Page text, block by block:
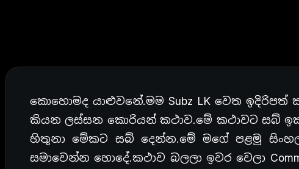
කොහොමද යාළුවනේ.මම Subz LK වෙත ඉදිරිපත්
කියන ලස්සන කොරියන් කථාව.මේ කථාවට සබ්
හිතුනා මේකට සබ් දෙන්න.මේ මගේ පළමු
සමාවෙන්න හොදේ.කථාව බලලා ඉවර වෙලා